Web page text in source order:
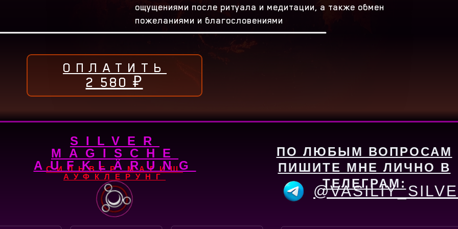
ощущениями после ритуала и медитации, а также обмен
пожеланиями и благословениями
ОПЛАТИТЬ
2 580 ₽
СИЛЬВЕР МАГИШ
АУФКЛЕРУНГ
ПО ЛЮБЫМ ВОПРОСАМ
ПИШИТЕ МНЕ ЛИЧНО В
ТЕЛЕГРАМ:
SILVER
MAGISCHE
AUFKLÄRUNG